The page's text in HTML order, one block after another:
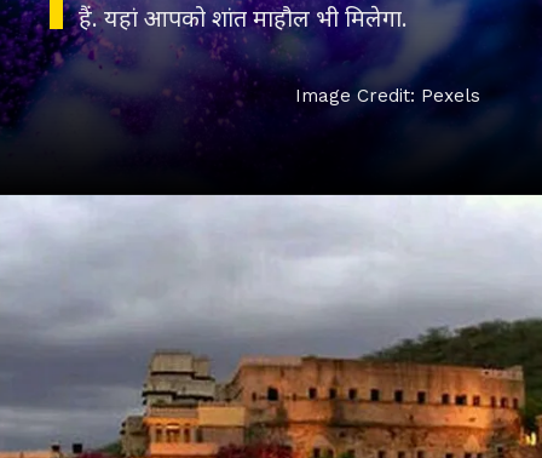
Image Credit: Pexels